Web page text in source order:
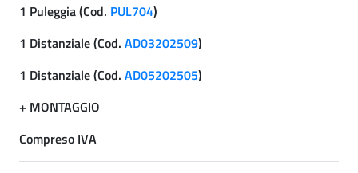
1 Puleggia (Cod. PUL704)
1 Distanziale (Cod. AD03202509)
1 Distanziale (Cod. AD05202505)
+ MONTAGGIO
Compreso IVA